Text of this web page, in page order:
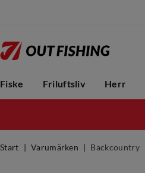
Fiske Friluftsliv Herr
Start Varumärken Backcountry